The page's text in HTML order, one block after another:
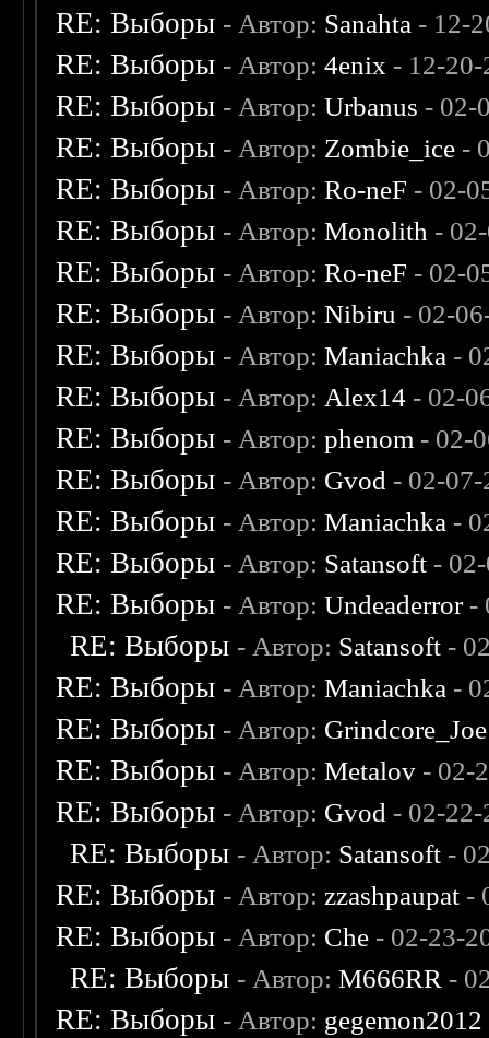
RE: Выборы - Автор: Sanahta - 12-
RE: Выборы - Автор:4enix - 12-
RE: Выборы - Автор:Urbanus - 02-
RE: Выборы - Автор: Zombie_ice -
RE: Выборы - Автор:Ro-neF - 02-
RE: Выборы - Автор:Monolith -
RE: Выборы - Автор:Ro-neF - 02-
RE: Выборы - Автор:Nibiru - 02-
RE: Выборы - Автор:Maniachka -
RE: Выборы - Автор: Alex14 - 02-
RE: Выборы - Автор:phenom - 02-
RE: Выборы - Автор: Gvod - 02-
RE: Выборы - Автор:Maniachka -
RE: Выборы - Автор: Satansoft -
RE: Выборы - Автор:Undeaderror-
RE: Выборы - Автор: Satansoft -
RE: Выборы - Автор:Maniachka -
RE: Выборы - Автор: Grindcore_Joe
RE: Выборы - Автор:Metalov - 02-
RE: Выборы - Автор: Gvod - 02-
RE: Выборы - Автор: Satansoft -
RE: Выборы - Автор: zzashpaupat -
RE: Выборы - Автор: Che - 02-23-
RE: Выборы - Автор:M666RR -
RE: Выборы - Автор: gegemon2012